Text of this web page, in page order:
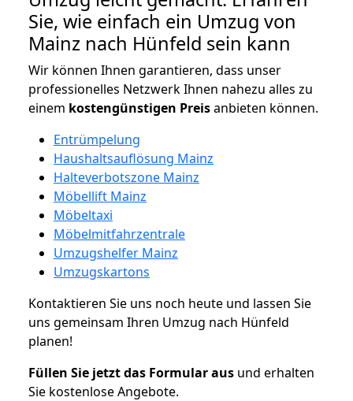
Sie, wie einfach ein Umzug von
Mainz nach Hünfeld sein kann
Wir können Ihnen garantieren, dass unser
professionelles Netzwerk Ihnen nahezu alles zu
einem kostengünstigen Preisanbieten können.
Entrümpelung
Haushaltsauflösung Mainz
Halteverbotszone Mainz
Möbellift Mainz
Möbeltaxi
Möbelmitfahrzentrale
Umzugshelfer Mainz
Umzugskartons
Kontaktieren Sie uns noch heute und lassen Sie
uns gemeinsam Ihren Umzug nach Hünfeld
planen!
Füllen Sie jetzt das Formular aus und erhalten
Sie kostenlose Angebote.